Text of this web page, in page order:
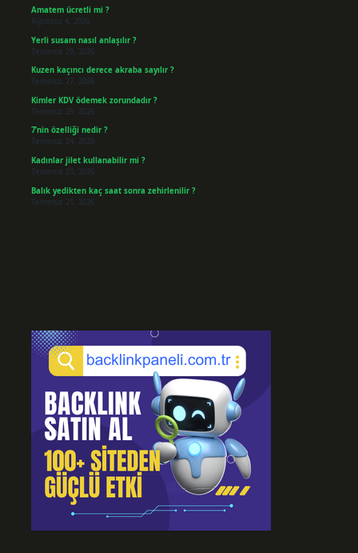
Amatem ücretli mi ?
Ağustos 4, 2026
Yerli susam nasıl anlaşılır ?
Temmuz 29, 2026
Kuzen kaçıncı derece akraba sayılır ?
Temmuz 27, 2026
Kimler KDV ödemek zorundadır ?
Temmuz 25, 2026
7’nin özelliği nedir ?
Temmuz 24, 2026
Kadınlar jilet kullanabilir mi ?
Temmuz 23, 2026
Balık yedikten kaç saat sonra zehirlenilir ?
Temmuz 21, 2026